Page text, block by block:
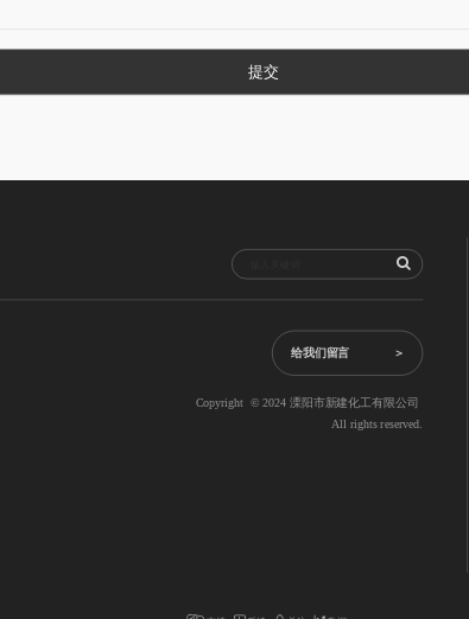
Copyright  © 2024 溧阳市新建化工有限公司
All rights reserved.
给我们留言             ＞